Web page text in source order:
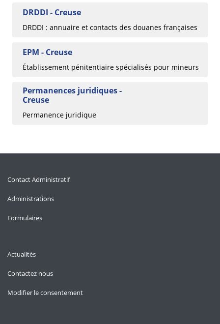
DRDDI - Creuse
DRDDI : annuaire et contacts des douanes françaises
EPM - Creuse
Établissement pénitentiaire spécialisés pour mineurs
Permanences juridiques -
Creuse
Permanence juridique
Contact Administratif
Administrations
Formulaires
Actualités
Contactez nous
Modifier le consentement